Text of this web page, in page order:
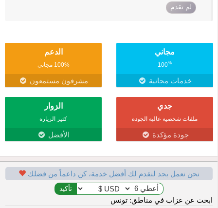
لم تقدم
مجاني
100%
خدمات مجانية
الدعم
100% مجاني
مشرفون مستمعون
جدي
ملفات شخصية عالية الجودة
جودة مؤكدة
الزوار
كثير الزيارة
الأفضل
نحن نعمل بجد لنقدم لك أفضل خدمة، كن داعماً من فضلك
ابحث عن عزاب في مناطق: تونس